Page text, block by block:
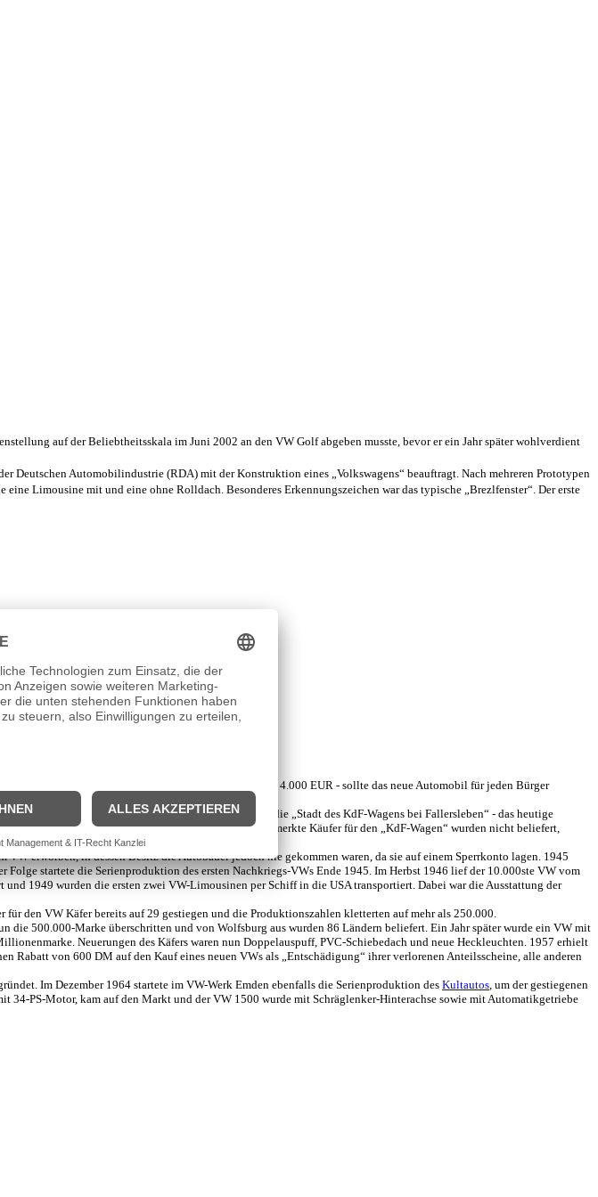
auf der Beliebtheitsskala im Juni 2002 an den VW Golf abgeben musste, bevor er ein Jahr später wohlverdient
Deutschen Automobilindustrie (RDA) mit der Konstruktion eines „Volkswagens“ beauftragt. Nach mehreren Prototypen
Limousine mit und eine ohne Rolldach. Besonderes Erkennungszeichen war das typische „Brezlfenster“. Der erste
Preis von 990 Reichsmark (RM) - heute etwa knapp 4.000 EUR - sollte das neue Automobil für jeden Bürger
initiiert und kurz darauf eine ganze Stadt gegründet, die „Stadt des KdF-Wagens bei Fallersleben“ - das heutige
Rüstungsgütern zurückgestellt: Bereits vorgemerkte Käufer für den „KdF-Wagen“ wurden nicht beliefert,
erworben, in dessen Besitz die Autobauer jedoch nie gekommen waren, da sie auf einem Sperrkonto lagen. 1945
startete die Serienproduktion des ersten Nachkriegs-VWs Ende 1945. Im Herbst 1946 lief der 10.000ste VW vom
1949 wurden die ersten zwei VW-Limousinen per Schiff in die USA transportiert. Dabei war die Ausstattung der
für den VW Käfer bereits auf 29 gestiegen und die Produktionszahlen kletterten auf mehr als 250.000.
die 500.000-Marke überschritten und von Wolfsburg aus wurden 86 Ländern beliefert. Ein Jahr später wurde ein VW mit
Neuerungen des Käfers waren nun Doppelauspuff, PVC-Schiebedach und neue Heckleuchten. 1957 erhielt
Rabatt von 600 DM auf den Kauf eines neuen VWs als „Entschädigung“ ihrer verlorenen Anteilsscheine, alle anderen
Im Dezember 1964 startete im VW-Werk Emden ebenfalls die Serienproduktion des Kultautos , um der gestiegenen
34-PS-Motor, kam auf den Markt und der VW 1500 wurde mit Schräglenker-Hinterachse sowie mit Automatikgetriebe